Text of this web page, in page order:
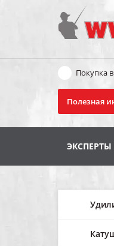
Покупка
Полезная
ЭКСПЕРТЫ